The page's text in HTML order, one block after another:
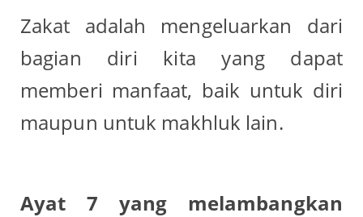
Zakat adalah mengeluarkan dari
bagian diri kita yang dapat
memberi manfaat, baik untuk diri
maupun untuk makhluk lain.
Ayat 7 yang melambangkan